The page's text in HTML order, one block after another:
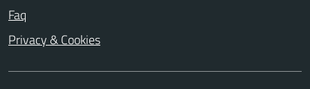
Faq
Privacy & Cookies